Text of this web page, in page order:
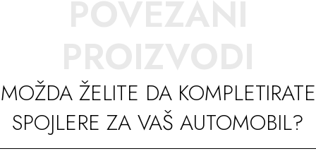
MOŽDA ŽELITE DA KOMPLETIRATE
SPOJLERE ZA VAŠ AUTOMOBIL?